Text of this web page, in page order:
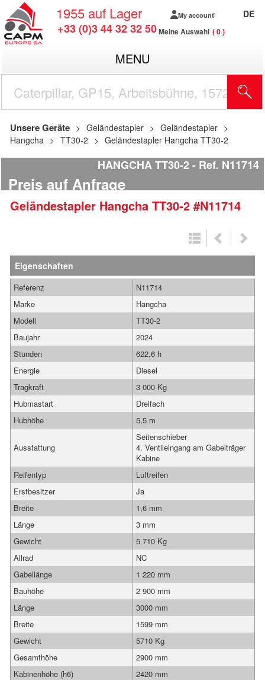
1955 auf Lager
+33 (0)3 44 32 32 50
My account
Meine Auswahl 0
DE
MENU
Unsere Geräte Geländestapler
Geländestapler
Hangcha
TT30-2 Geländestapler Hangcha TT30-2
HANGCHA TT30-2 Ref. N11714
Preis auf Anfrage
Geländestapler Hangcha TT30-2 #N11714
Eigenschaften
Referenz
N11714
Marke
Hangcha
Modell
TT30-2
Baujahr
2024
Stunden
622,6 h
Energie
Diesel
Tragkraft
3 000 Kg
Hubmastart
Dreifach
Hubhöhe
5,5 m
Ausstattung
Seitenschieber
4. Ventileingang am Gabelträger
Kabine
Reifentyp
Luftreifen
Erstbesitzer
Ja
Breite
1,6 mm
Länge
3 mm
Gewicht
5 710 Kg
Allrad
NC
Gabellänge
1 220 mm
Bauhöhe
2 900 mm
Länge
3000 mm
Breite
1599 mm
Gewicht
5710 Kg
Gesamthöhe
2900 mm
Kabinenhöhe (h6)
2420 mm